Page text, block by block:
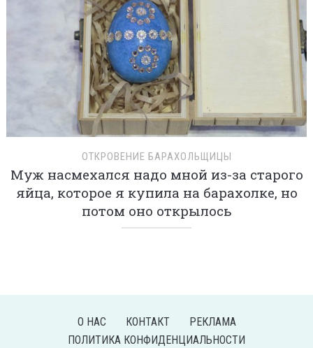
ОТКРОВЕНИЕ БАРАХОЛЬЩИЦЫ
Муж насмехался надо мной из-за старого
яйца, которое я купила на барахолке, но
потом оно открылось
О НАС КОНТАКТ
РЕКЛАМА
ПОЛИТИКА КОНФИДЕНЦИАЛЬНОСТИ